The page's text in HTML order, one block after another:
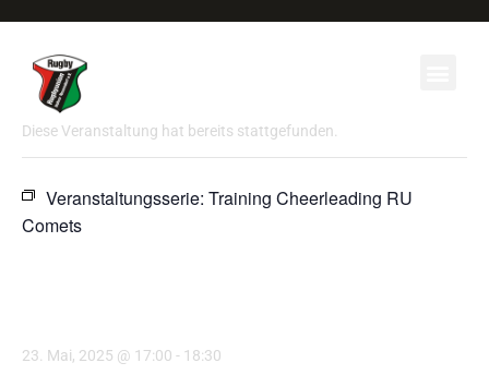
« Alle Veranstaltungen
Diese Veranstaltung hat bereits stattgefunden.
Veranstaltungsserie: Training Cheerleading RU
Comets
23. Mai, 2025 @ 17:00 - 18:30